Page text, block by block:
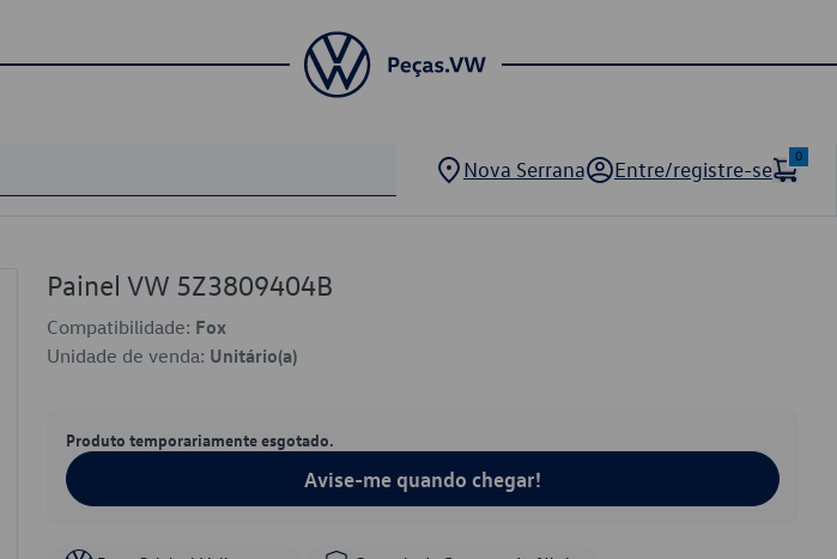
Nova Serrana Entre/registre-se
0
Painel VW 5Z3809404B
Compatibilidade: Fox
Unidade de venda: Unitário(a)
Produto temporariamente esgotado.
Avise-me quando chegar!